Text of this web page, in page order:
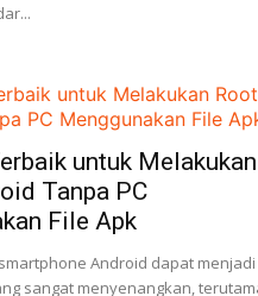
untuk Melakukan
Tanpa PC
File Apk
Android dapat menjadi
sangat menyenangkan,